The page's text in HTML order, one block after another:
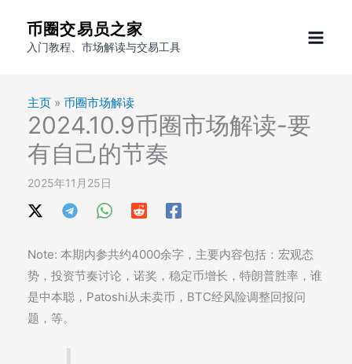
币圈交易员之家
入门教程、市场解读与交易工具
主页 » 币圈市场解读
2024.10.9币圈市场解读-要
有自己的节奏
2025年11月25日
Note: 本期内参共约4000余字，主要内容包括：宏观态
势，投资节奏讨论，诺奖，稳定币增长，特朗普胜率，谁
是中本聪，Patoshi从未卖币，BTC经风险调整回报问
题，等。